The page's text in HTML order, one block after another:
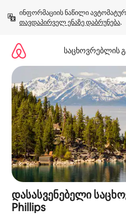
გადასვლა
თავდაპირველ ენაზე დაბრუნება.
საცხოვრებლის
დასასვენებელი
Phillips